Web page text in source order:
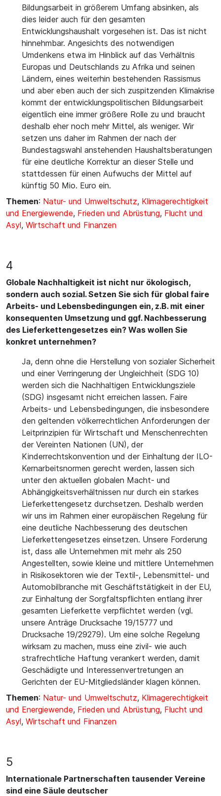
Bildungsarbeit in größerem Umfang absinken, als
dies leider auch für den gesamten
Entwicklungshaushalt vorgesehen ist. Das ist nicht
hinnehmbar. Angesichts des notwendigen
Umdenkens etwa im Hinblick auf das Verhältnis
Europas und Deutschlands zu Afrika und seinen
Ländern, eines weiterhin bestehenden Rassismus
und aber eben auch der sich zuspitzenden Klimakrise
kommt der entwicklungspolitischen Bildungsarbeit
eigentlich eine immer größere Rolle zu und braucht
deshalb eher noch mehr Mittel, als weniger. Wir
setzen uns daher im Rahmen der nach der
Bundestagswahl anstehenden Haushaltsberatungen
für eine deutliche Korrektur an dieser Stelle und
stattdessen für einen Aufwuchs der Mittel auf
künftig 50 Mio. Euro ein.
Themen: Natur- und Umweltschutz, Klimagerechtigkeit
und Energiewende, Frieden und Abrüstung, Flucht und
Asyl, Wirtschaft und Finanzen
4
Globale Nachhaltigkeit ist nicht nur ökologisch,
sondern auch sozial. Setzen Sie sich für global faire
Arbeits- und Lebensbedingungen ein, z.B. mit einer
konsequenten Umsetzung und ggf. Nachbesserung
des Lieferkettengesetzes ein? Was wollen Sie
konkret unternehmen?
Ja, denn ohne die Herstellung von sozialer Sicherheit
und einer Verringerung der Ungleichheit (SDG 10)
werden sich die Nachhaltigen Entwicklungsziele
(SDG) insgesamt nicht erreichen lassen. Faire
Arbeits- und Lebensbedingungen, die insbesondere
den geltenden völkerrechtlichen Anforderungen der
Leitprinzipien für Wirtschaft und Menschenrechten
der Vereinten Nationen (UN), der
Kinderrechtskonvention und der Einhaltung der ILO-
Kernarbeitsnormen gerecht werden, lassen sich
unter den aktuellen globalen Macht- und
Abhängigkeitsverhältnissen nur durch ein starkes
Lieferkettengesetz durchsetzen. Deshalb werden
wir uns im Rahmen einer europäischen Regelung für
eine deutliche Nachbesserung des deutschen
Lieferkettengesetzes einsetzen. Unsere Forderung
ist, dass alle Unternehmen mit mehr als 250
Angestellten, sowie kleine und mittlere Unternehmen
in Risikosektoren wie der Textil-, Lebensmittel- und
Automobilbranche mit Geschäftstätigkeit in der EU,
zur Einhaltung der Sorgfaltspflichten entlang ihrer
gesamten Lieferkette verpflichtet werden (vgl.
unsere Anträge Drucksache 19/15777 und
Drucksache 19/29279). Um eine solche Regelung
wirksam zu machen, muss eine zivil- wie auch
strafrechtliche Haftung verankert werden, damit
Geschädigte und Interessenvertretungen an
Gerichten der EU-Mitgliedsländer klagen können.
Themen: Natur- und Umweltschutz, Klimagerechtigkeit
und Energiewende, Frieden und Abrüstung, Flucht und
Asyl, Wirtschaft und Finanzen
5
Internationale Partnerschaften tausender Vereine
sind eine Säule deutscher